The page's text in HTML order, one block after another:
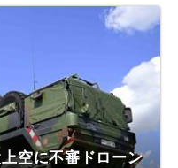
空に不審ドローン